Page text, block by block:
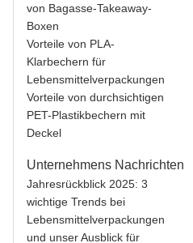
von Bagasse-Takeaway-
Boxen
Vorteile von PLA-
Klarbechern für
Lebensmittelverpackungen
Vorteile von durchsichtigen
PET-Plastikbechern mit
Deckel
Unternehmens Nachrichten
Jahresrückblick 2025: 3
wichtige Trends bei
Lebensmittelverpackungen
und unser Ausblick für